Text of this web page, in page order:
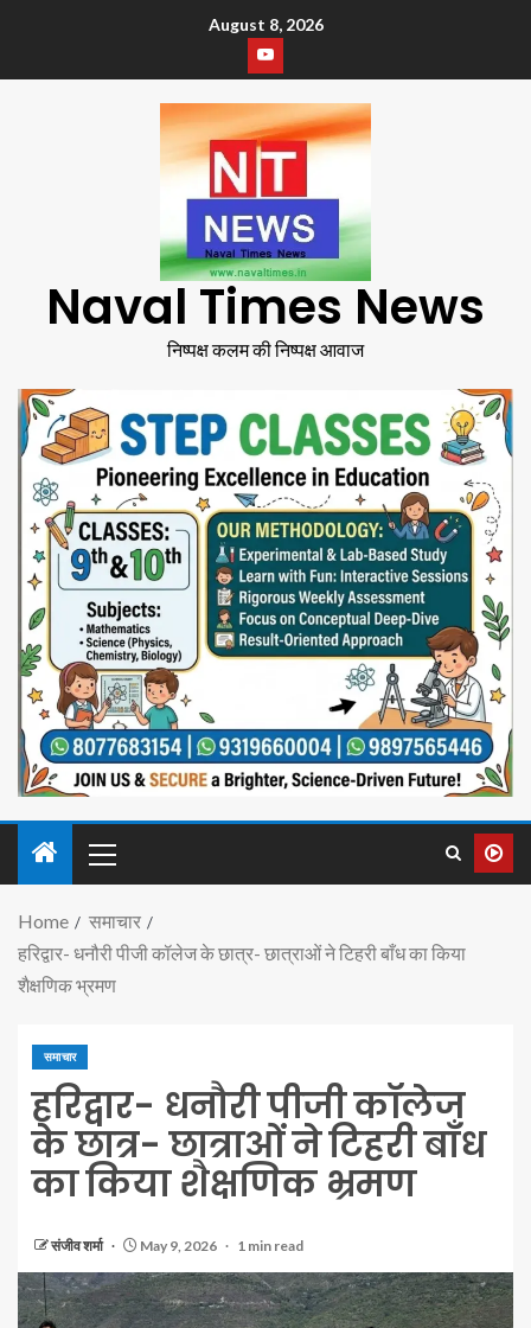
August 8, 2026
Naval Times News
निष्पक्ष कलम की निष्पक्ष आवाज
Home
समाचार
हरिद्वार- धनौरी पीजी कॉलेज के छात्र- छात्राओं ने टिहरी बाँध का किया
शैक्षणिक भ्रमण
समाचार
हरिद्वार- धनौरी पीजी कॉलेज
के छात्र- छात्राओं ने टिहरी बाँध
का किया शैक्षणिक भ्रमण
संजीव शर्मा May 9, 2026 1 min read